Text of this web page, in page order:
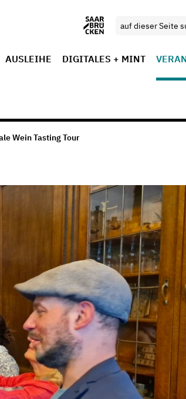
AUSLEIHE DIGITALES + MINT
Wein Tasting Tour